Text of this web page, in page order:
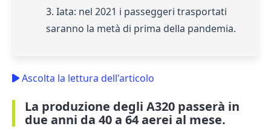
3. Iata: nel 2021 i passeggeri trasportati
saranno la metà di prima della pandemia.
Ascolta la lettura dell'articolo
La produzione degli A320 passerà in
due anni da 40 a 64 aerei al mese.